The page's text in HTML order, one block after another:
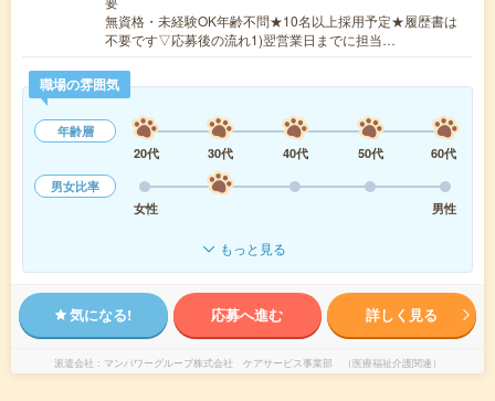
無資格・未経験OK年齢不問★10名以上採用予定★履歴書は
不要です▽応募後の流れ1)翌営業日までに担当…
職場の雰囲気
年齢層
20代
30代 40代 50代
60代
男女比率
女性
男性
もっと見る
気になる! 応募へ進む 詳しく見る
派遣会社 マンパワーグループ株式会社 ケアサービス事業部 （医療福祉介護関連）